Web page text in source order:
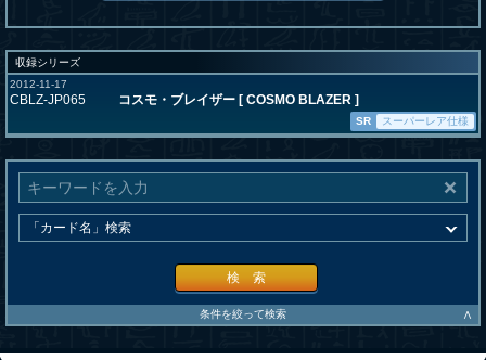
収録シリーズ
2012-11-17
CBLZ-JP065 コスモ・ブレイザー [ COSMO BLAZER ]
SR スーパーレア仕様
検 索
条件を絞って検索 ∧